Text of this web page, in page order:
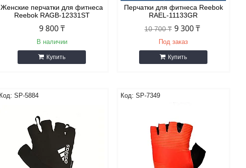
Женские перчатки для фитнеса
Reebok RAGB-12331ST
9 800 ₸
В наличии
Купить
Перчатки для фитнеса Reebok
RAEL-11133GR
10 700 ₸ 9 300 ₸
Под заказ
Купить
SP-5884 SP-7349